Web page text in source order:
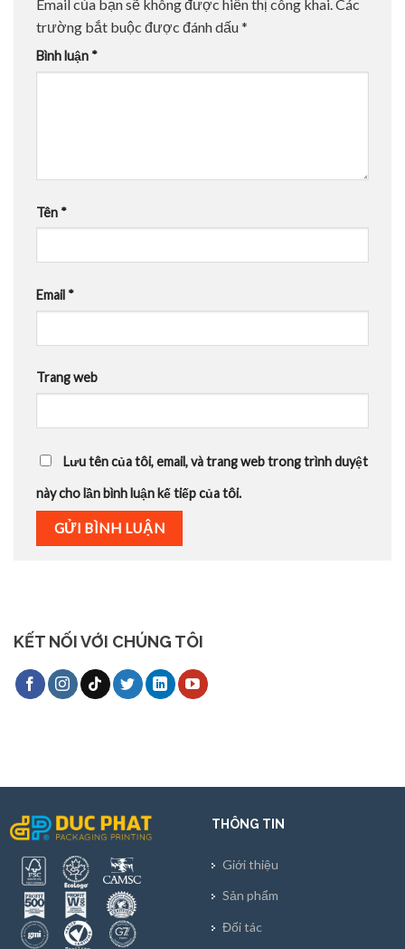
Email của bạn sẽ không được hiển thị công khai.Các
trường bắt buộc được đánh dấu*
Bình luận *
Tên *
Email *
Trang web
Lưu tên của tôi, email, và trang web trong trình duyệt
này cho lần bình luận kế tiếp của tôi.
KẾT NỐI VỚI CHÚNG TÔI
THÔNG TIN
Giới thiệu
Sản phẩm
Đối tác